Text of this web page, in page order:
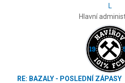
L
Hlavní
RE: BAZALY - POSLEDNÍ ZÁPASY